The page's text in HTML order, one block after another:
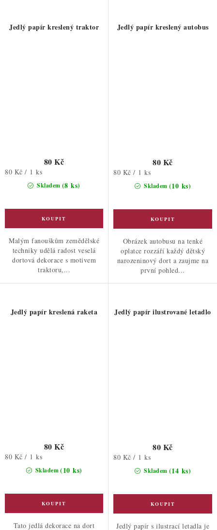
Jedlý papír kreslený traktor
Skladem (8 ks)
80 Kč
Měrná
80 Kč / 1 ks
Malým fanouškům zemědělské
techniky udělá radost veselá
dortová dekorace s motivem
traktoru,...
Jedlý papír kreslený autobus
Skladem (10 ks)
80 Kč
Měrná
80 Kč / 1 ks
Obrázek autobusu na tenké
oplatce rozzáří každý dětský
narozeninový dort a zaujme na
první pohled...
Jedlý papír kreslená raketa
Skladem(10 ks)
80 Kč
Měrná
80 Kč / 1 ks
Tato jedlá dekorace na dort
Jedlý papír ilustrované letadlo
Skladem (14 ks)
80 Kč
Měrná
80 Kč / 1 ks
Jedlý papír s ilustrací letadla je